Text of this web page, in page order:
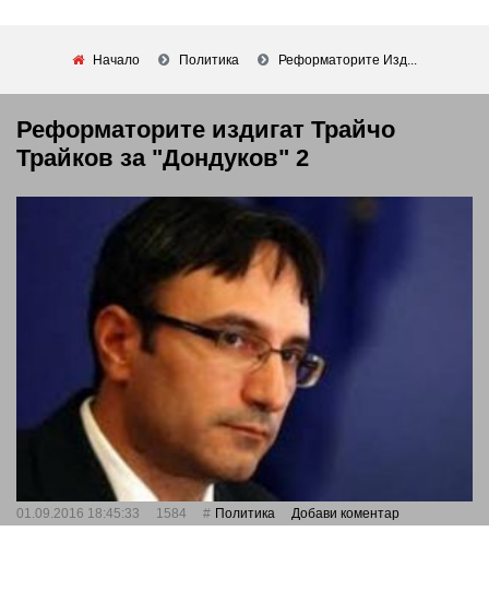
Начало Политика Реформаторите Изд...
Реформаторите издигат Трайчо
Трайков за "Дондуков" 2
01.09.2016 18:45:33 1584 Политика Добави коментар